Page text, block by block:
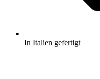
In Italien gefertigt